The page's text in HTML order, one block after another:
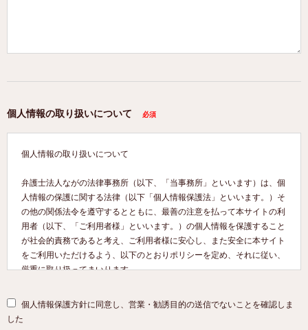
個人情報の取り扱いについて
個人情報の取り扱いについて
弁護士法人ながの法律事務所（以下、「当事務所」といいます）は、個
人情報の保護に関する法律（以下「個人情報保護法」といいます。）そ
の他の関係法令を遵守するとともに、最善の注意を払って本サイトの利
用者（以下、「ご利用者様」といいます。）の個人情報を保護すること
が社会的責務であると考え、ご利用者様に安心し、また安全に本サイト
をご利用いただけるよう、以下のとおりポリシーを定め、それに従い、
厳重に取り扱ってまいります。
当事務所は、ご利用者様の同意のもと、氏名、メールアドレス、住所等
個人情報保護方針に同意し、営業・勧誘目的の送信でないことを確認しま
した